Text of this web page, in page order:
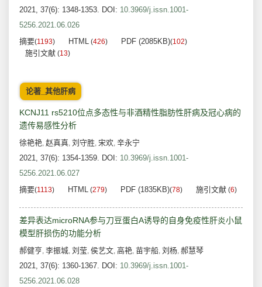
2021, 37(6): 1348-1353. DOI: 10.3969/j.issn.1001-
5256.2021.06.026
摘要(1193) HTML (426) PDF (2085KB)(102)
施引文献 (13)
论著_其他肝病
KCNJ11 rs5210位点多态性与非酒精性脂肪性肝病及冠心病的
遗传易感性分析
徐艳艳, 赵真真, 刘守胜, 宋欢, 辛永宁
2021, 37(6): 1354-1359. DOI: 10.3969/j.issn.1001-
5256.2021.06.027
摘要(1113) HTML (279) PDF (1835KB)(78) 施引文献 (6)
差异表达microRNA参与刀豆蛋白A诱导的自身免疫性肝炎小鼠
模型肝损伤的功能分析
郝健亨, 李振城, 刘莹, 侯艺文, 高艳, 苗宇船, 刘杨, 郝慧琴
2021, 37(6): 1360-1367. DOI: 10.3969/j.issn.1001-
5256.2021.06.028